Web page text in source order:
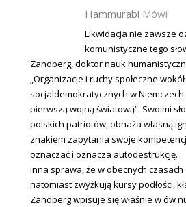
Hammurabi Mówi
Likwidacja nie zawsze
komunistyczne tego
Zandberg, doktor nauk
„Organizacje i ruchy społeczne
socjaldemokratycznych w
pierwszą wojną światową”. Swoimi
polskich patriotów, obnaża własną
znakiem zapytania swoje
oznaczać i oznacza autodestrukcję.
Inna sprawa, że w obecnych
natomiast zwyżkują kursy podłości,
Zandberg wpisuje się właśnie w ów